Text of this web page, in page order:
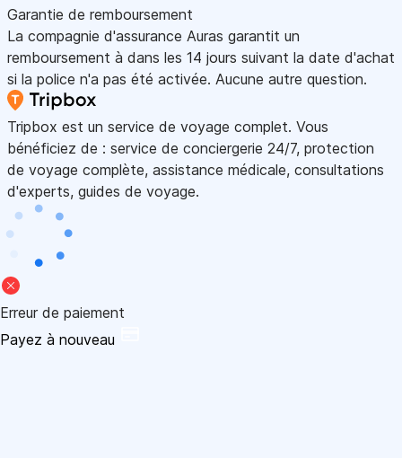
Garantie de remboursement
La compagnie d'assurance Auras garantit un
remboursement à dans les 14 jours suivant la date d'achat
si la police n'a pas été activée. Aucune autre question.
Tripbox est un service de voyage complet. Vous
bénéficiez de : service de conciergerie 24/7, protection
de voyage complète, assistance médicale, consultations
d'experts, guides de voyage.
Erreur de paiement
Payez à nouveau